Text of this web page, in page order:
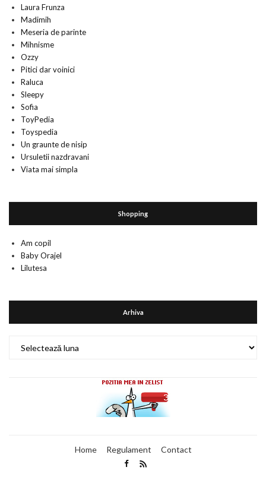
Laura Frunza
Madimih
Meseria de parinte
Mihnisme
Ozzy
Pitici dar voinici
Raluca
Sleepy
Sofia
ToyPedia
Toyspedia
Un graunte de nisip
Ursuletii nazdravani
Viata mai simpla
Shopping
Am copil
Baby Orajel
Lilutesa
Arhiva
Home Regulament Contact